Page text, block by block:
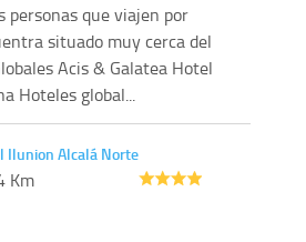
personas que viajen por
situado muy cerca del
Acis & Galatea Hotel
Hoteles global...
Ilunion Alcalá Norte
Km